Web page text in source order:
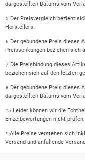
dargestellten Datums vom
5
Der Preisvergleich bezieht
Herstellers.
6
Der gebundene Preis dieses
Preissenkungen beziehen sich
7
Die Preisbindung dieses
beziehen sich auf den letzten
8
Der gebundene Preis dieses
dargestellten Datums vom
15
Leider können wir die
Einzelbewertungen nicht prüfen.
* Alle Preise verstehen sich
Versand und anfallende